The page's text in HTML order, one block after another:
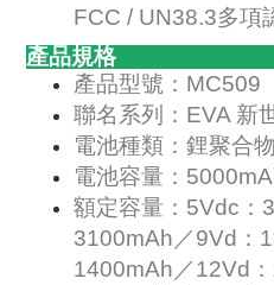
FCC / UN38.3多項
產品規格
產品型號：MC509
聯名系列：EVA 新
電池種類：鋰聚合
電池容量：
額定容量：5Vdc：
3100mAh／9Vd：
1400mAh／12Vd